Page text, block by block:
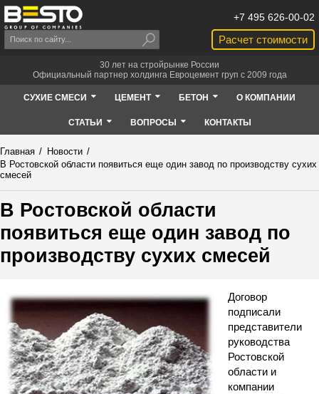
Расчет стоимости
+7 495 626-00-02
30 лет на стройрынке России
Официальный партнер холдинга Евроцемент груп с 2009 года
СУХИЕ СМЕСИ ЦЕМЕНТ БЕТОН О КОМПАНИИ
СТАТЬИ ВОПРОСЫ КОНТАКТЫ
Главная / Новости /
В Ростовской области появиться еще один завод по производству сухих
смесей
В Ростовской области
появиться еще один завод по
производству сухих смесей
Договор
подписали
представители
руководства
Ростовской
области и
компании